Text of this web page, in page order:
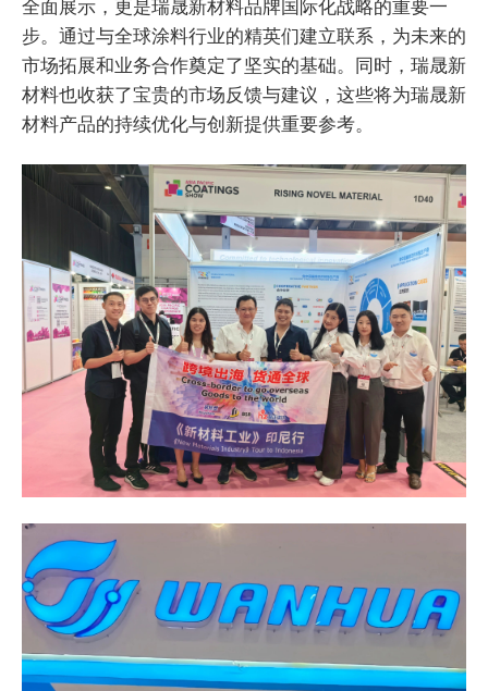
全面展示，更是瑞晟新材料品牌国际化战略的重要一
步。通过与全球涂料行业的精英们建立联系，为未来的
市场拓展和业务合作奠定了坚实的基础。同时，瑞晟新
材料也收获了宝贵的市场反馈与建议，这些将为瑞晟新
材料产品的持续优化与创新提供重要参考。